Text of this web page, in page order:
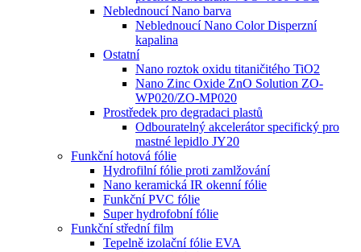
Neblednoucí Nano barva
Neblednoucí Nano Color Disperzní
kapalina
Ostatní
Nano roztok oxidu titaničitého TiO2
Nano Zinc Oxide ZnO Solution ZO-
WP020/ZO-MP020
Prostředek pro degradaci plastů
Odbouratelný akcelerátor specifický pro
mastné lepidlo JY20
Funkční hotová fólie
Hydrofilní fólie proti zamlžování
Nano keramická IR okenní fólie
Funkční PVC fólie
Super hydrofobní fólie
Funkční střední film
Tepelně izolační fólie EVA